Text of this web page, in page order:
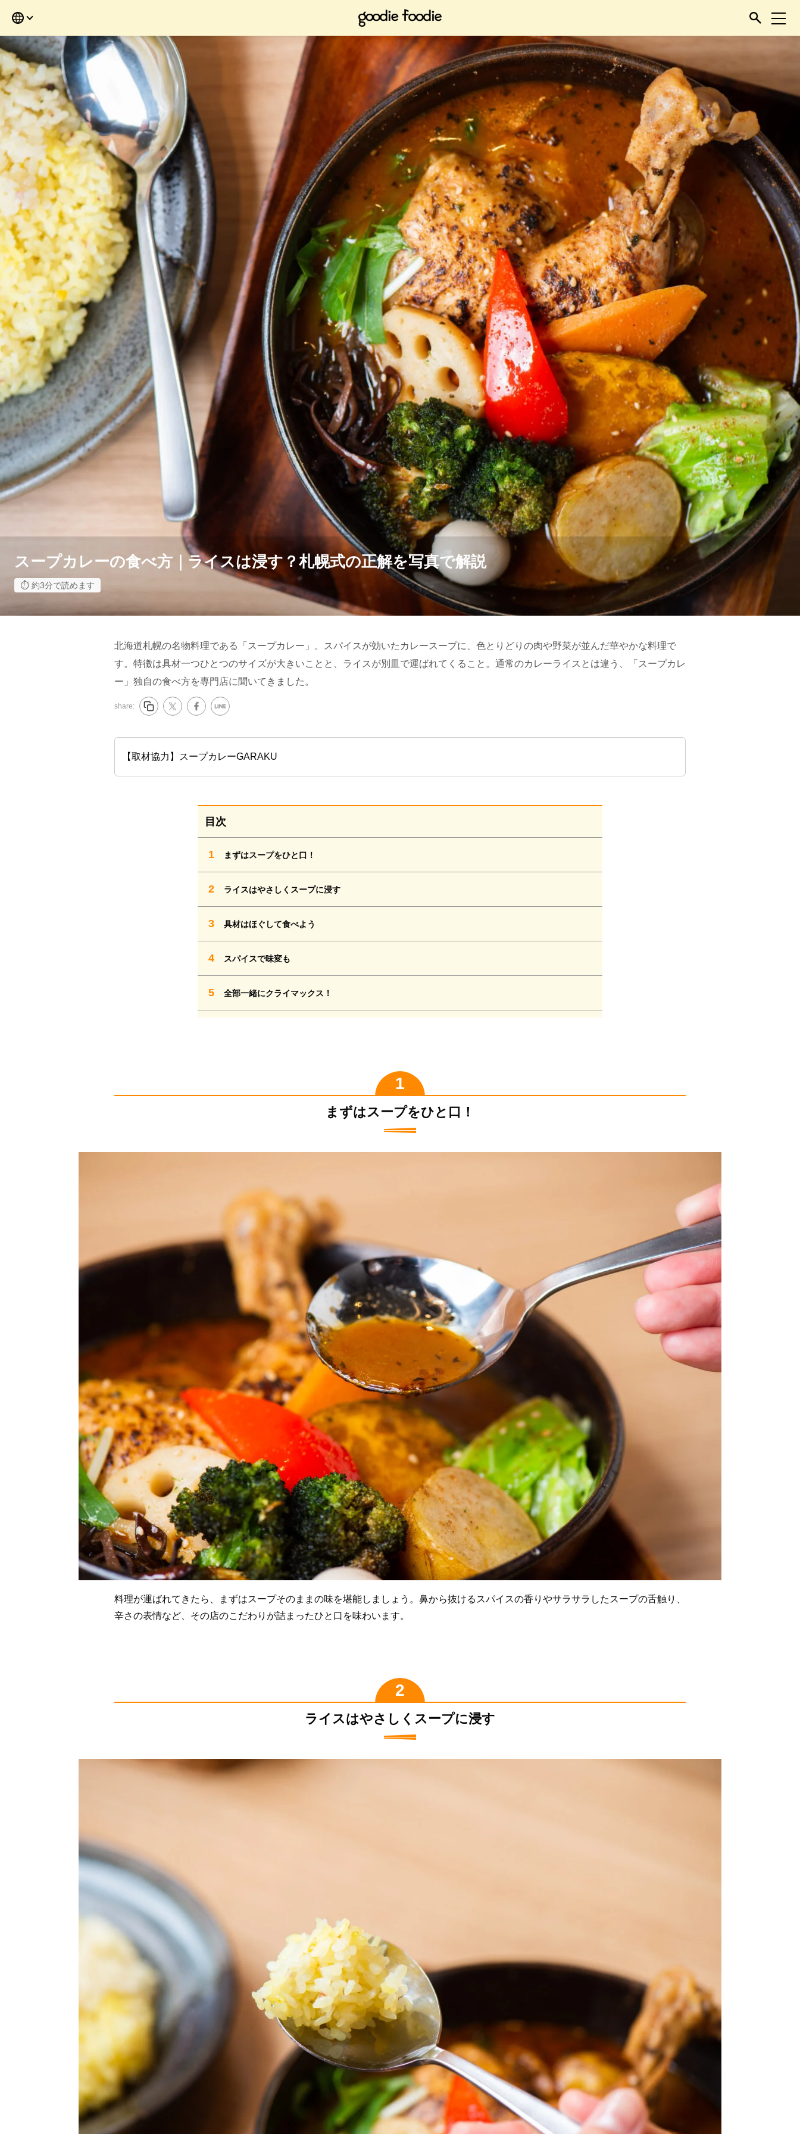
すぐ読めない方は、ブックマークしてお時間のある時にどうぞ。
スープカレーの食べ方｜ライスは浸す？札幌式の正解を写真で解説
約3分で読めます
北海道札幌の名物料理である「スープカレー」。スパイスが効いたカレースープに、色とりどりの肉や野菜が並んだ華やかな料理で
す。特徴は具材一つひとつのサイズが大きいことと、ライスが別皿で運ばれてくること。通常のカレーライスとは違う、「スープカレ
ー」独自の食べ方を専門店に聞いてきました。
share:
【取材協力】スープカレーGARAKU
目次
1 まずはスープをひと口！
2 ライスはやさしくスープに浸す
3 具材はほぐして食べよう
4 スパイスで味変も
5 全部一緒にクライマックス！
まずはスープをひと口！
料理が運ばれてきたら、まずはスープそのままの味を堪能しましょう。鼻から抜けるスパイスの香りやサラサラしたスープの舌触り、
辛さの表情など、その店のこだわりが詰まったひと口を味わいます。
ライスはやさしくスープに浸す